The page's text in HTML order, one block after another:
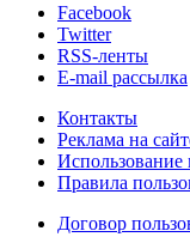
Facebook
Twitter
RSS-ленты
E-mail рассылка
Контакты
Реклама на
Использование
Правила
Договор